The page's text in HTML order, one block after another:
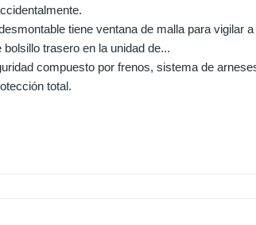
tiene ventana de malla para vigilar
trasero en la unidad de...
compuesto por frenos, sistema de
total.